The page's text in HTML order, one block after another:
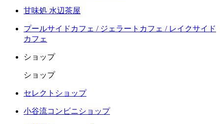
甘味処 水辺茶屋
プールサイドカフェ / ジェラートカフェ / レイクサイド
カフェ
ショップ
ショップ
セレクトショップ
小谷流コンビニショップ